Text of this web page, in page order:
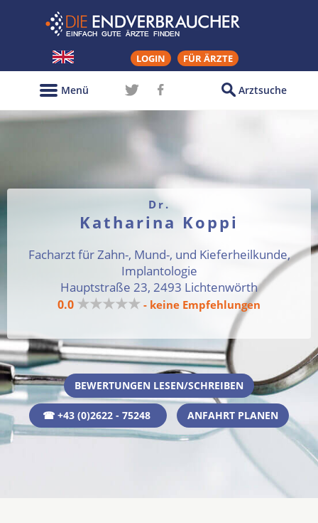
LOGIN FÜR ÄRZTE
Arztsuche
Menü
Dr.
Katharina Koppi
Facharzt für Zahn-, Mund-, und Kieferheilkunde,
Implantologie
Hauptstraße 23, 2493 Lichtenwörth
0.0 ★★★★★ - keine Empfehlungen
BEWERTUNGEN LESEN/SCHREIBEN
☎ +43 (0)2622 - 75248 ANFAHRT PLANEN